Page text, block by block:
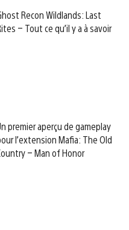
Recon Wildlands: Last
– Tout ce qu’il y a à savoir
premier aperçu de gameplay
l’extension Mafia: The Old
– Man of Honor